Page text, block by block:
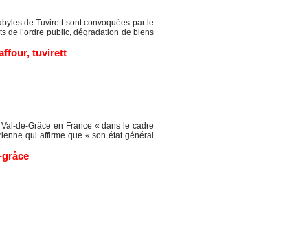
de Tuvirett sont convoquées par le
de l’ordre public, dégradation de biens
, tuvirett
de-Grâce en France « dans le cadre
qui affirme que « son état général